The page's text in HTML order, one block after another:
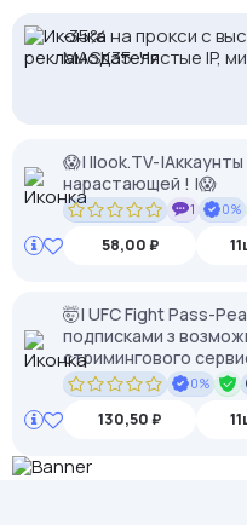
-35% на прокси с
MASK35. Чистые IP,
Proxys.io - лучшие
задачи 🚀 Промокод
😱| Ilook.TV-
нарастающей ! |😱
1 0%
58,00 ₽
🤯| UFC Fight Pass-
подписками з
стримингового
0%
130,50 ₽